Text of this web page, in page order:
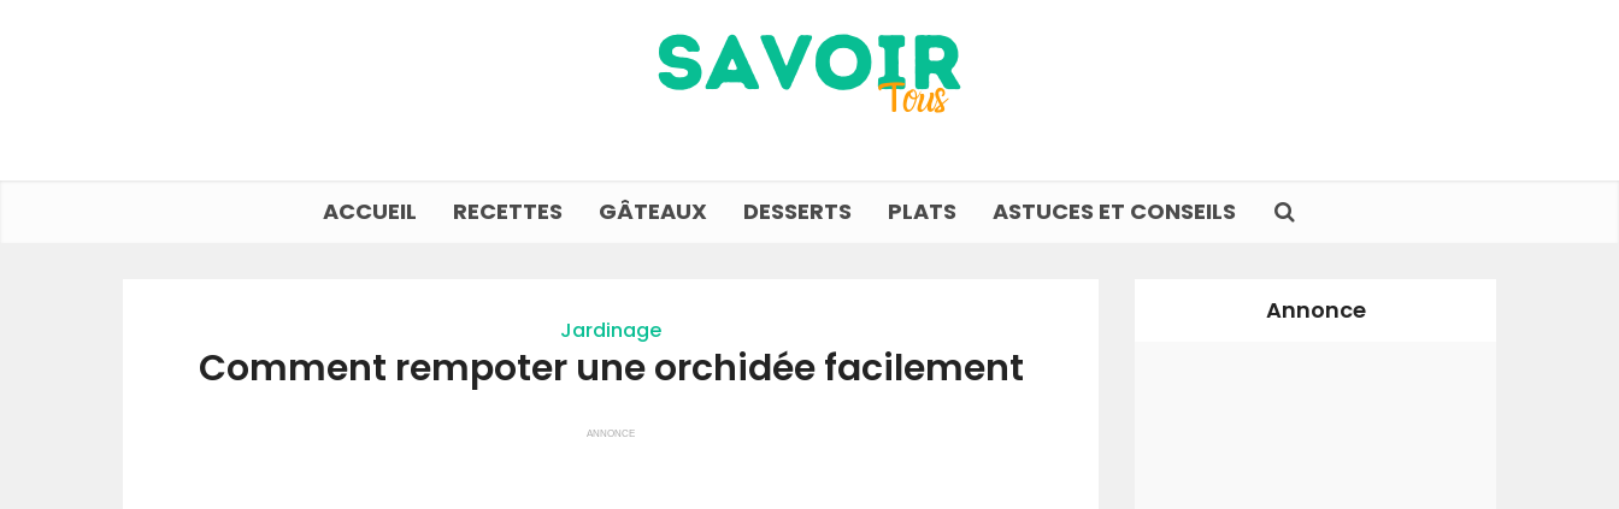
ACCUEIL RECETTES GÂTEAUX DESSERTS PLATS ASTUCES ET CONSEILS
Jardinage
Comment rempoter une orchidée facilement
ANNONCE
Annonce